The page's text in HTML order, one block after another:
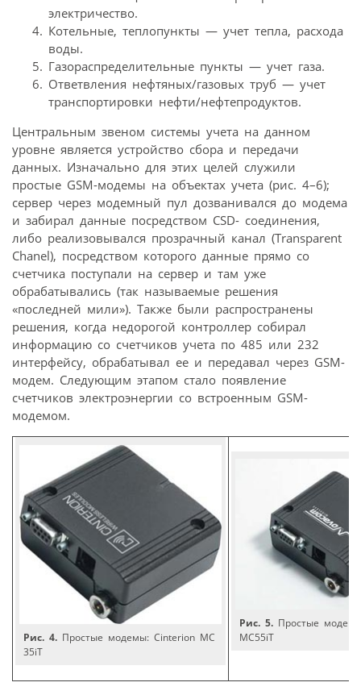
электричество.
Котельные, теплопункты — учет тепла, расхода
воды.
Газораспределительные пункты — учет газа.
Ответвления нефтяных/газовых труб — учет
транспортировки нефти/нефтепродуктов.
Центральным звеном системы учета на данном
уровне является устройство сбора и передачи
данных. Изначально для этих целей служили
простые GSM-модемы на объектах учета (рис. 4–6);
сервер через модемный пул дозванивался до модема
и забирал данные посредством CSD- соединения,
либо реализовывался прозрачный канал (Transparent
Chanel), посредством которого данные прямо со
счетчика поступали на сервер и там уже
обрабатывались (так называемые решения
«последней мили»). Также были распространены
решения, когда недорогой контроллер собирал
информацию со счетчиков учета по 485 или 232
интерфейсу, обрабатывал ее и передавал через GSM-
модем. Следующим этапом стало появление
счетчиков электроэнергии со встроенным GSM-
модемом.
Рис. 4. Простые модемы: Cinterion MC
35iT
Рис. 5.Простые
MC55iT